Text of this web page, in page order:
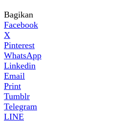
Bagikan
Facebook
X
Pinterest
WhatsApp
Linkedin
Email
Print
Tumblr
Telegram
LINE